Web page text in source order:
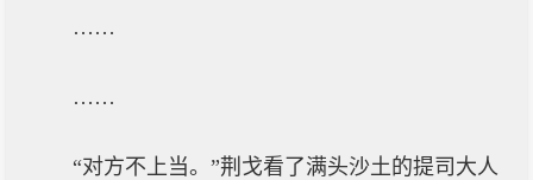
……
……
“对方不上当。”荆戈看了满头沙土的提司大人